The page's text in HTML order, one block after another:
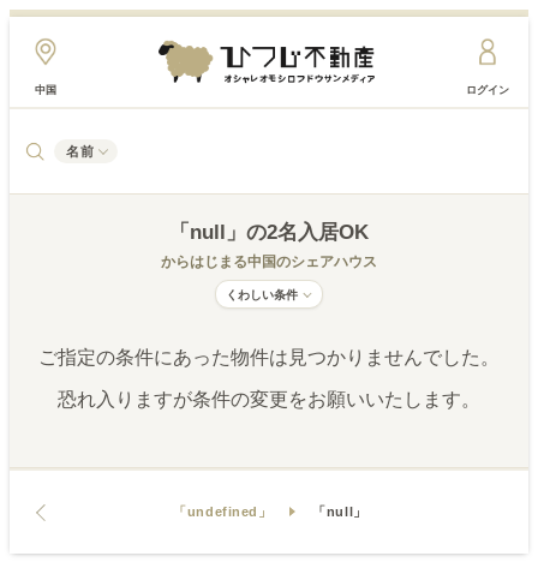
中国 ログイン
名前
「null」 の2名入居OK
からはじまる中国のシェアハウス
くわしい条件
ご指定の条件にあった物件は見つかりませんでした。
恐れ入りますが条件の変更をお願いいたします。
「undefined」 「null」